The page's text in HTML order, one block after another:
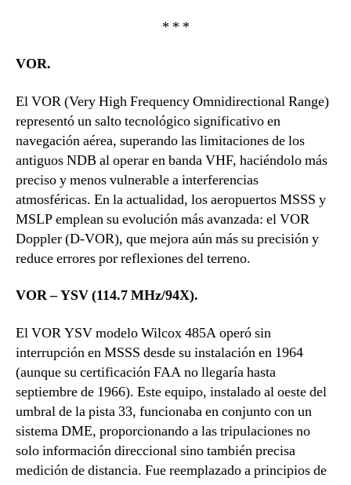
* * *
VOR.
El VOR (Very High Frequency Omnidirectional Range)
representó un salto tecnológico significativo en
navegación aérea, superando las limitaciones de los
antiguos NDB al operar en banda VHF, haciéndolo más
preciso y menos vulnerable a interferencias
atmosféricas. En la actualidad, los aeropuertos MSSS y
MSLP emplean su evolución más avanzada: el VOR
Doppler (D-VOR), que mejora aún más su precisión y
reduce errores por reflexiones del terreno.
VOR – YSV (114.7 MHz/94X).
El VOR YSV modelo Wilcox 485A operó sin
interrupción en MSSS desde su instalación en 1964
(aunque su certificación FAA no llegaría hasta
septiembre de 1966). Este equipo, instalado al oeste del
umbral de la pista 33, funcionaba en conjunto con un
sistema DME, proporcionando a las tripulaciones no
solo información direccional sino también precisa
medición de distancia. Fue reemplazado a principios de